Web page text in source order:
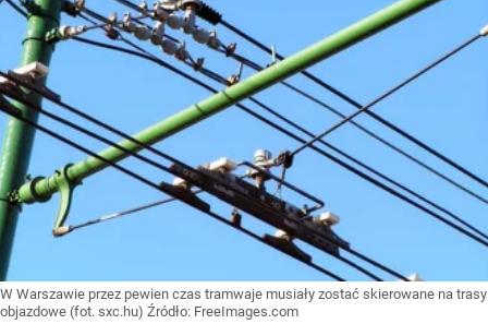
W Warszawie przez pewien czas tramwaje musiały zostać skierowane na trasy
objazdowe (fot. sxc.hu) Źródło: FreeImages.com